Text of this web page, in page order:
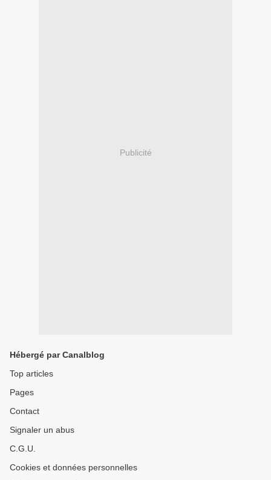
Publicité
Hébergé par Canalblog
Top articles
Pages
Contact
Signaler un abus
C.G.U.
Cookies et données personnelles